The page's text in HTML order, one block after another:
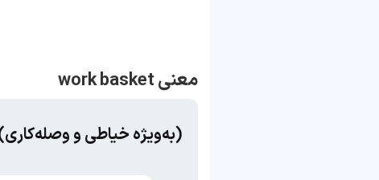
معنی work basket
(به‌ویژه خیاطی و